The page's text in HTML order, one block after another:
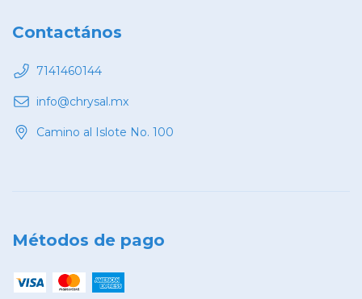
Contactános
7141460144
info@chrysal.mx
Camino al Islote No. 100
Métodos de pago